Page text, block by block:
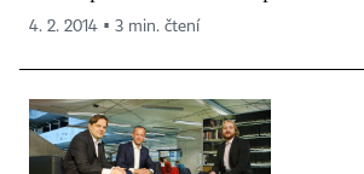
4. 2. 2014 ▪ 3 min. čtení